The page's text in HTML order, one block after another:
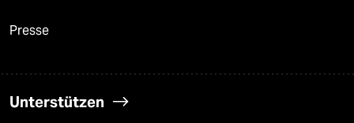
Presse
Unterstützen